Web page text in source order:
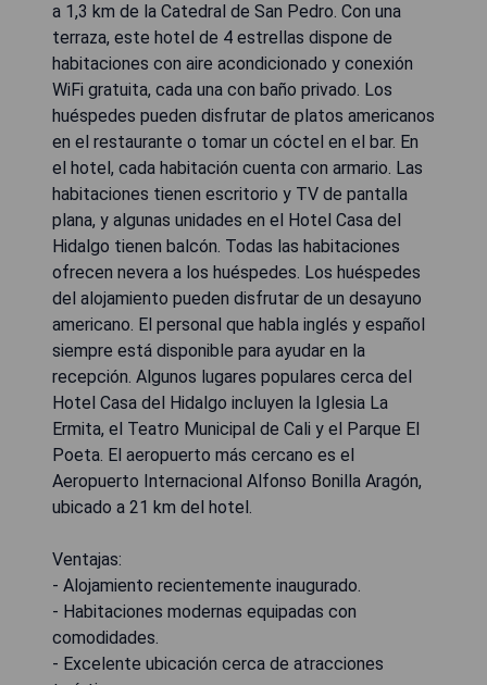
a 1,3 km de la Catedral de San Pedro. Con una
terraza, este hotel de 4 estrellas dispone de
habitaciones con aire acondicionado y conexión
WiFi gratuita, cada una con baño privado. Los
huéspedes pueden disfrutar de platos americanos
en el restaurante o tomar un cóctel en el bar. En
el hotel, cada habitación cuenta con armario. Las
habitaciones tienen escritorio y TV de pantalla
plana, y algunas unidades en el Hotel Casa del
Hidalgo tienen balcón. Todas las habitaciones
ofrecen nevera a los huéspedes. Los huéspedes
del alojamiento pueden disfrutar de un desayuno
americano. El personal que habla inglés y español
siempre está disponible para ayudar en la
recepción. Algunos lugares populares cerca del
Hotel Casa del Hidalgo incluyen la Iglesia La
Ermita, el Teatro Municipal de Cali y el Parque El
Poeta. El aeropuerto más cercano es el
Aeropuerto Internacional Alfonso Bonilla Aragón,
ubicado a 21 km del hotel.
Ventajas:
- Alojamiento recientemente inaugurado.
- Habitaciones modernas equipadas con
comodidades.
- Excelente ubicación cerca de atracciones